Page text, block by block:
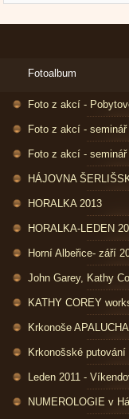
Fotoalbum
Foto z akcí -
Foto z akcí -
Foto z akcí -
HÁJOVNA
HORALKA 2013
HORALKA-LEDEN
Horní Albeřice- září
John Garey, Kathy
KATHY COREY
Krkonoše
Krkonošské putování
Leden 2011 -
NUMEROLOGIE v